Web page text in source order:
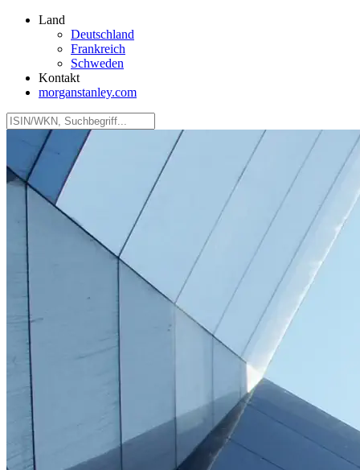
Land
Deutschland
Frankreich
Schweden
Kontakt
morganstanley.com